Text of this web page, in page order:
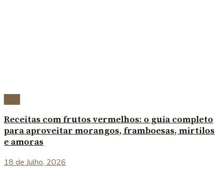
Receitas com frutos vermelhos: o guia completo
para aproveitar morangos, framboesas, mirtilos
e amoras
18 de Julho, 2026